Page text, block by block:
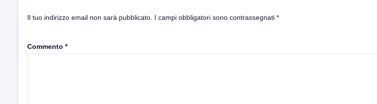
Il tuo indirizzo email non sarà pubblicato. I campi obbligatori sono contrassegnati *
Commento *